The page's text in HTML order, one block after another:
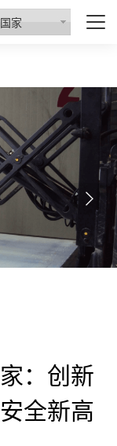
家 招商代理
：创新
全新高